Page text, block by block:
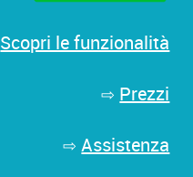
Scopri le funzionalità
⇨ Prezzi
⇨ Assistenza